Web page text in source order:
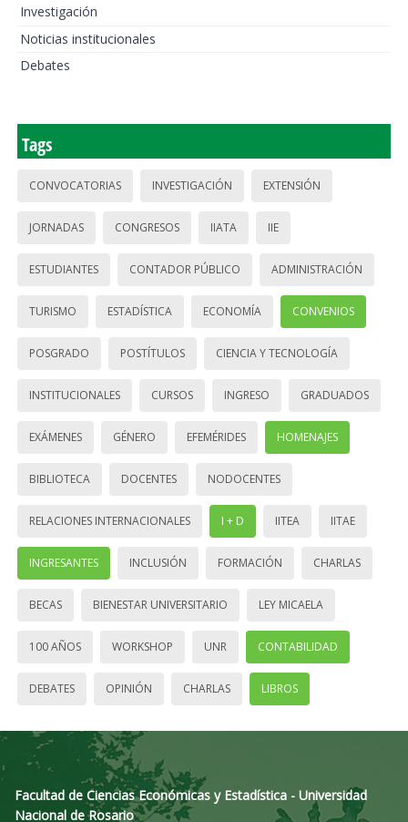
Investigación
Noticias institucionales
Debates
Tags
CONVOCATORIAS INVESTIGACIÓN EXTENSIÓN
JORNADAS CONGRESOS IIATA IIE
ESTUDIANTES CONTADOR PÚBLICO ADMINISTRACIÓN
TURISMO ESTADÍSTICA ECONOMÍA CONVENIOS
POSGRADO POSTÍTULOS CIENCIA Y TECNOLOGÍA
INSTITUCIONALES CURSOS INGRESO GRADUADOS
EXÁMENES GÉNERO EFEMÉRIDES HOMENAJES
BIBLIOTECA DOCENTES NODOCENTES
RELACIONES INTERNACIONALES I + D IITEA IITAE
INGRESANTES INCLUSIÓN FORMACIÓN CHARLAS
BECAS BIENESTAR UNIVERSITARIO LEY MICAELA
100 AÑOS WORKSHOP UNR CONTABILIDAD
DEBATES OPINIÓN CHARLAS LIBROS
Facultad de Ciencias Económicas y Estadística - Universidad
Nacional de Rosario